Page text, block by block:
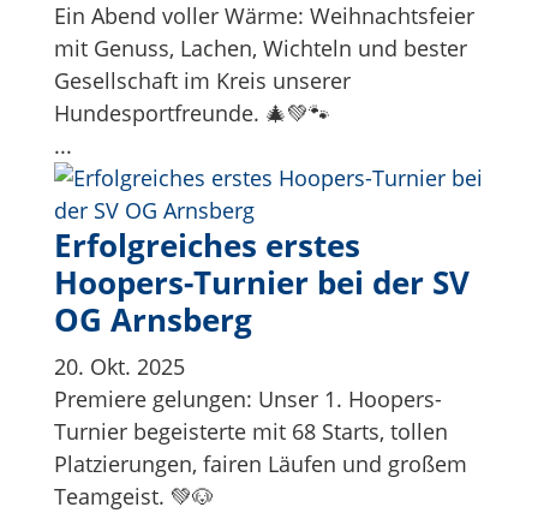
Ein Abend voller Wärme: Weihnachtsfeier
mit Genuss, Lachen, Wichteln und bester
Gesellschaft im Kreis unserer
Hundesportfreunde. 🎄💚🐾
...
Erfolgreiches erstes
Hoopers-Turnier bei der SV
OG Arnsberg
20. Okt. 2025
Premiere gelungen: Unser 1. Hoopers-
Turnier begeisterte mit 68 Starts, tollen
Platzierungen, fairen Läufen und großem
Teamgeist. 💚🐶